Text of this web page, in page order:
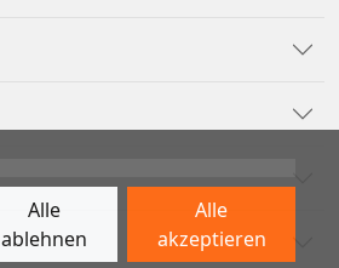
Alle
ablehnen
Alle
akzeptieren